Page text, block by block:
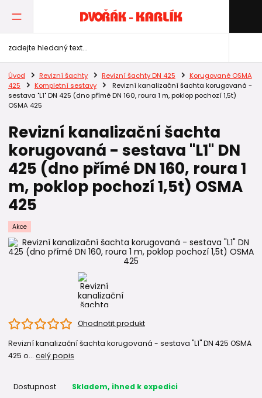
Úvod Revizní šachty Revizní šachty DN 425
Korugované OSMA
425
Kompletní sestavy
Revizní kanalizační šachta korugovaná -
sestava "L1" DN 425 (dno přímé DN 160, roura 1 m, poklop pochozí 1,5t)
OSMA 425
Revizní kanalizační šachta
korugovaná - sestava "L1" DN
425 (dno přímé DN 160, roura 1
m, poklop pochozí 1,5t) OSMA
425
Akce
Ohodnotit produkt
Revizní kanalizační šachta korugovaná - sestava "L1" DN 425 OSMA
425 o... celý popis
Dostupnost Skladem, ihned k expedici